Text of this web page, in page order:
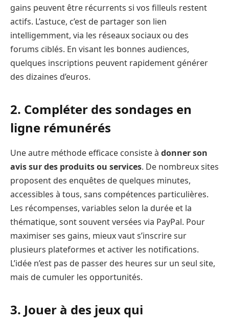
gains peuvent être récurrents si vos filleuls restent
actifs. L’astuce, c’est de partager son lien
intelligemment, via les réseaux sociaux ou des
forums ciblés. En visant les bonnes audiences,
quelques inscriptions peuvent rapidement générer
des dizaines d’euros.
2. Compléter des sondages en
ligne rémunérés
Une autre méthode efficace consiste à donner son
avis sur des produits ou services. De nombreux sites
proposent des enquêtes de quelques minutes,
accessibles à tous, sans compétences particulières.
Les récompenses, variables selon la durée et la
thématique, sont souvent versées via PayPal. Pour
maximiser ses gains, mieux vaut s’inscrire sur
plusieurs plateformes et activer les notifications.
L’idée n’est pas de passer des heures sur un seul site,
mais de cumuler les opportunités.
3. Jouer à des jeux qui